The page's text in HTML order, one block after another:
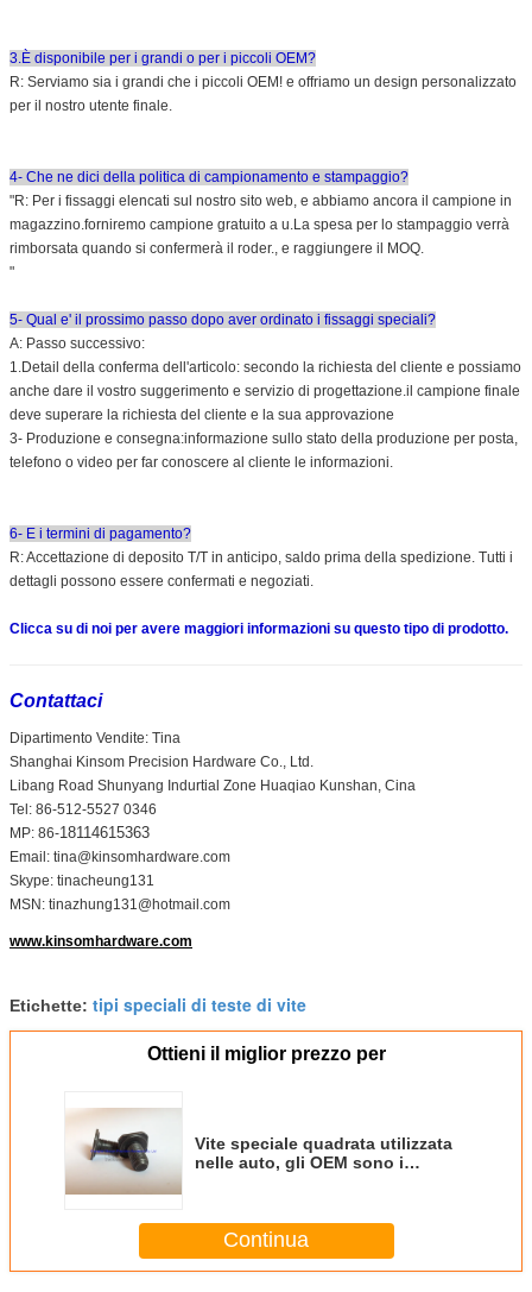
3.È disponibile per i grandi o per i piccoli OEM?
R: Serviamo sia i grandi che i piccoli OEM! e offriamo un design personalizzato
per il nostro utente finale.
4- Che ne dici della politica di campionamento e stampaggio?
"R: Per i fissaggi elencati sul nostro sito web, e abbiamo ancora il campione in
magazzino.forniremo campione gratuito a u.La spesa per lo stampaggio verrà
rimborsata quando si confermerà il roder., e raggiungere il MOQ.
"
5- Qual e' il prossimo passo dopo aver ordinato i fissaggi speciali?
A: Passo successivo:
1.Detail della conferma dell'articolo: secondo la richiesta del cliente e possiamo
anche dare il vostro suggerimento e servizio di progettazione.il campione finale
deve superare la richiesta del cliente e la sua approvazione
3- Produzione e consegna:informazione sullo stato della produzione per posta,
telefono o video per far conoscere al cliente le informazioni.
6- E i termini di pagamento?
R: Accettazione di deposito T/T in anticipo, saldo prima della spedizione. Tutti i
dettagli possono essere confermati e negoziati.
Clicca su di noi per avere maggiori informazioni su questo tipo di prodotto.
Contattaci
Dipartimento Vendite: Tina
Shanghai Kinsom Precision Hardware Co., Ltd.
Libang Road Shunyang Indurtial Zone Huaqiao Kunshan, Cina
Tel: 86-512-5527 0346
MP: 86-18114615363
Email: tina@kinsomhardware.com
Skype: tinacheung131
MSN: tinazhung131@hotmail.com
www.kinsomhardware.com
Etichette: tipi speciali di teste di vite
Ottieni il miglior prezzo per
Vite speciale quadrata utilizzata
nelle auto, gli OEM sono i
Continua